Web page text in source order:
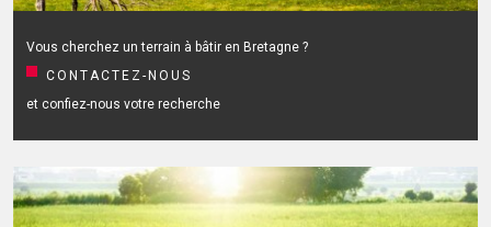
Vous cherchez un terrain à bâtir en Bretagne ?
CONTACTEZ-NOUS
et confiez-nous votre recherche